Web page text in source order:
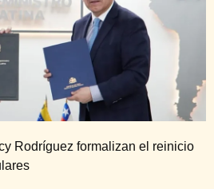
Rodríguez formalizan el reinicio